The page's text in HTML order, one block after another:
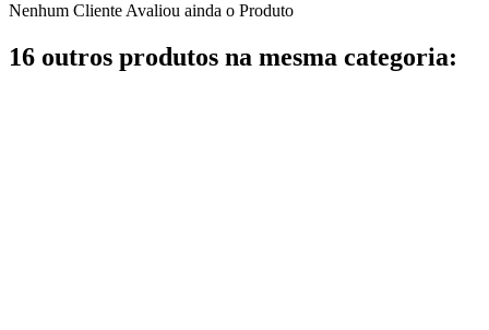
Nenhum Cliente Avaliou ainda o Produto
16 outros produtos na mesma categoria: